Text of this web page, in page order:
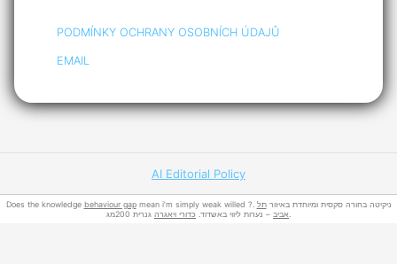
PODMÍNKY OCHRANY OSOBNÍCH ÚDAJŮ
EMAIL
AI Editorial Policy
Does the knowledge behaviour gap mean i’m simply weak willed ?. ניקיטה בחורה סקסית ומיוחדת באיזורתל
אביב – נערות ליווי באשדוד. כדורי ויאגרה